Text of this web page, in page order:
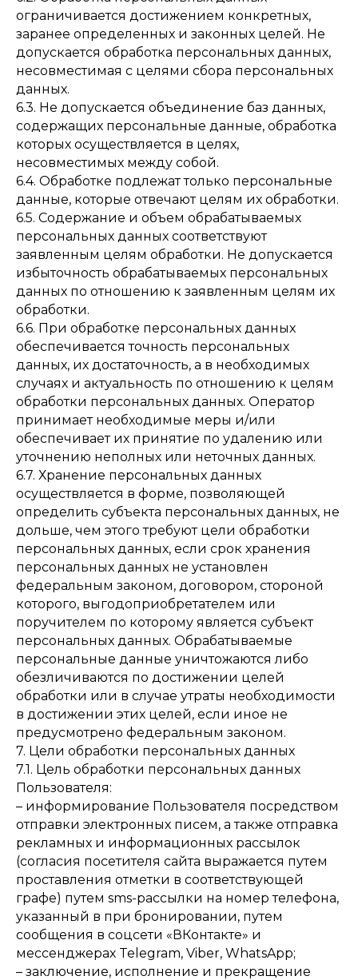
ограничивается достижением конкретных,
заранее определенных и законных целей. Не
допускается обработка персональных данных,
несовместимая с целями сбора персональных
данных.
6.3. Не допускается объединение баз данных,
содержащих персональные данные, обработка
которых осуществляется в целях,
несовместимых между собой.
6.4. Обработке подлежат только персональные
данные, которые отвечают целям их обработки.
6.5. Содержание и объем обрабатываемых
персональных данных соответствуют
заявленным целям обработки. Не допускается
избыточность обрабатываемых персональных
данных по отношению к заявленным целям их
обработки.
6.6. При обработке персональных данных
обеспечивается точность персональных
данных, их достаточность, а в необходимых
случаях и актуальность по отношению к целям
обработки персональных данных. Оператор
принимает необходимые меры и/или
обеспечивает их принятие по удалению или
уточнению неполных или неточных данных.
6.7. Хранение персональных данных
осуществляется в форме, позволяющей
определить субъекта персональных данных, не
дольше, чем этого требуют цели обработки
персональных данных, если срок хранения
персональных данных не установлен
федеральным законом, договором, стороной
которого, выгодоприобретателем или
поручителем по которому является субъект
персональных данных. Обрабатываемые
персональные данные уничтожаются либо
обезличиваются по достижении целей
обработки или в случае утраты необходимости
в достижении этих целей, если иное не
предусмотрено федеральным законом.
7. Цели обработки персональных данных
7.1. Цель обработки персональных данных
Пользователя:
– информирование Пользователя посредством
отправки электронных писем, а также отправка
рекламных и информационных рассылок
(согласия посетителя сайта выражается путем
проставления отметки в соответствующей
графе) путем sms-рассылки на номер телефона,
указанный в при бронировании, путем
сообщения в соцсети «ВКонтакте» и
мессенджерах Telegram, Viber, WhatsApp;
– заключение, исполнение и прекращение